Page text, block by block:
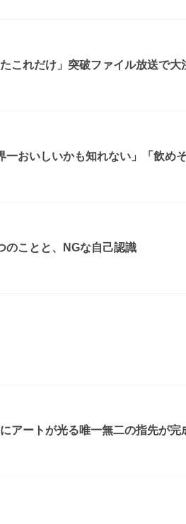
これだけ」突破ファイル放送で大
おいしいかも知れない」「飲めそ
のことと、NGな自己認識
アートが光る唯一無二の指先が完